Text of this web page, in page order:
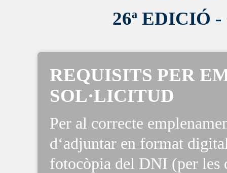
26ª EDICIÓ
REQUISITS PER
SOL·LICITUD
Per al correcte
d‘adjuntar en format
fotocòpia del DNI (per les